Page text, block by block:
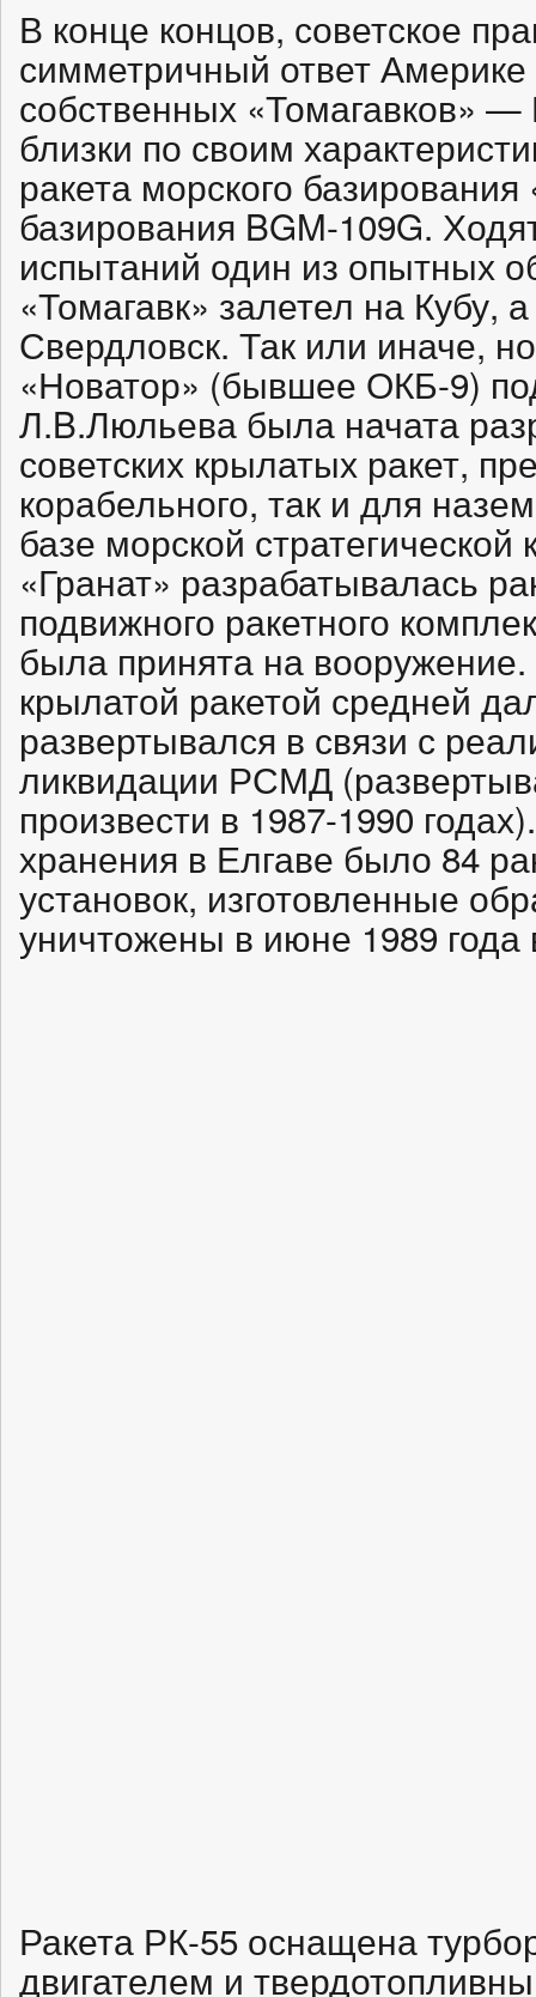
В конце концов, советское
симметричный ответ Америке
собственных «Томагавков»
близки по своим
ракета морского
базирования BGM-109G.
испытаний один из опытных
«Томагавк» залетел на Кубу,
Свердловск. Так или иначе,
«Новатор» (бывшее ОКБ-9)
Л.B.Люльева была начата
советских крылатых ракет,
корабельного, так и для
базе морской
«Гранат» разрабатывалась
подвижного ракетного
была принята на
крылатой ракетой средней
развертывался в связи с
ликвидации РСМД
произвести в 1987-1990
хранения в Елгаве было 84
установок, изготовленные
уничтожены в июне 1989 года
Ракета РК-55 оснащена
двигателем и